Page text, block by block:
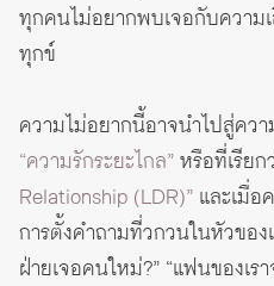
ทุกคนไม่อยากพบเจอกับความ
ทุกข์
ความไม่อยากนี้อาจนำไปสู่คว
“ความรักระยะไกล”หรือที่เรียก
Relationship (LDR)” และเมื่อ
การตั้งคำถามที่วกวนในหัวของเ
ฝ่ายเจอคนใหม่?” “แฟนของเร